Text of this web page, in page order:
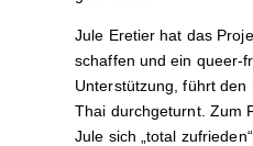
Jule Eretier hat das
schaffen und ein queer-
Unterstützung, führt den
Thai durchgeturnt. Zum
Jule sich „total